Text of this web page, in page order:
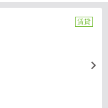
賃貸